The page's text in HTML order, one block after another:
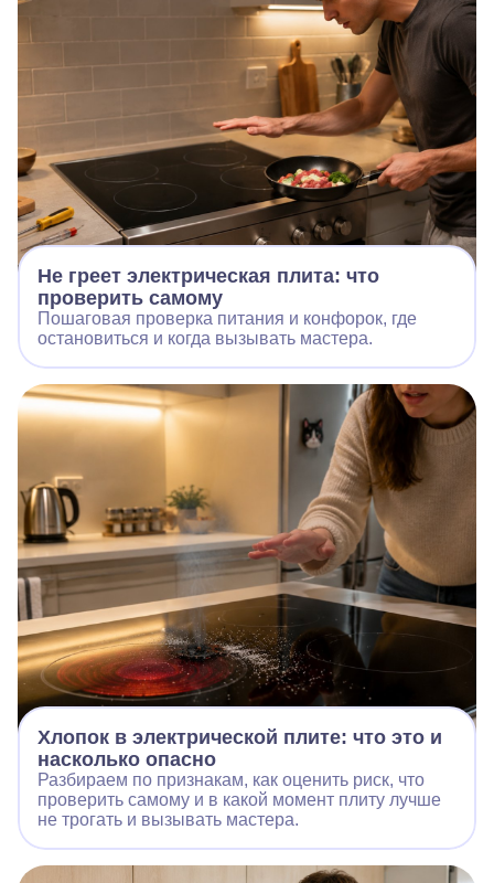
Не греет электрическая плита: что
проверить самому
Пошаговая проверка питания и конфорок, где
остановиться и когда вызывать мастера.
Хлопок в электрической плите: что это и
насколько опасно
Разбираем по признакам, как оценить риск, что
проверить самому и в какой момент плиту лучше
не трогать и вызывать мастера.